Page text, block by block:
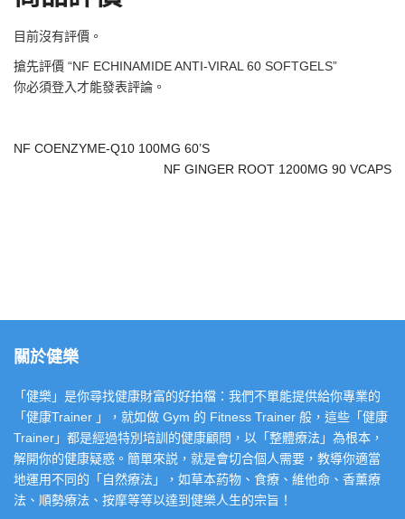
目前沒有評價。
搶先評價 “NF ECHINAMIDE ANTI-VIRAL 60 SOFTGELS”
你必須登入才能發表評論。
NF COENZYME-Q10 100MG 60’S
NF GINGER ROOT 1200MG 90 VCAPS
關於健樂
「健樂」是你尋找健康財富的好拍檔：我們不單能提供給你專業的
「健康Trainer 」，就如做 Gym 的 Fitness Trainer 般，這些「健康
Trainer」都是經過特別培訓的健康顧問，以「整體療法」為根本，
解開你的健康疑惑。簡單來説，就是會切合個人需要，教導你適當
地運用不同的「自然療法」，如草本葯物、食療、維他命、香薰療
法、順勢療法、按摩等等以達到健樂人生的宗旨！